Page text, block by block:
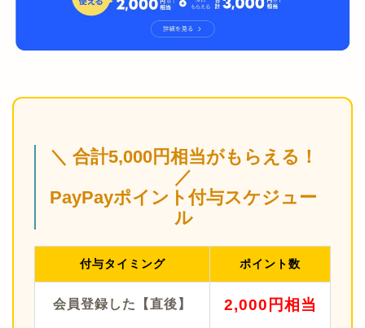
＼ 合計5,000円相当がもらえる！
／
PayPayポイント付与スケジュー
ル
付与タイミング ポイント数
会員登録した【直後】 2,000円相当